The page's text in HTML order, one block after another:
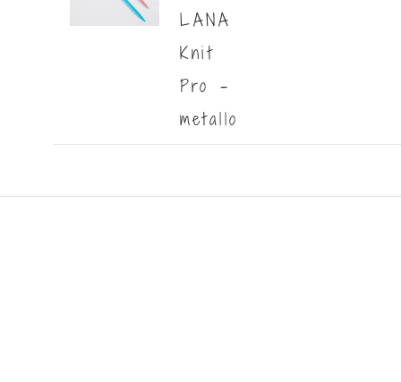
LANA
Knit
Pro -
metallo